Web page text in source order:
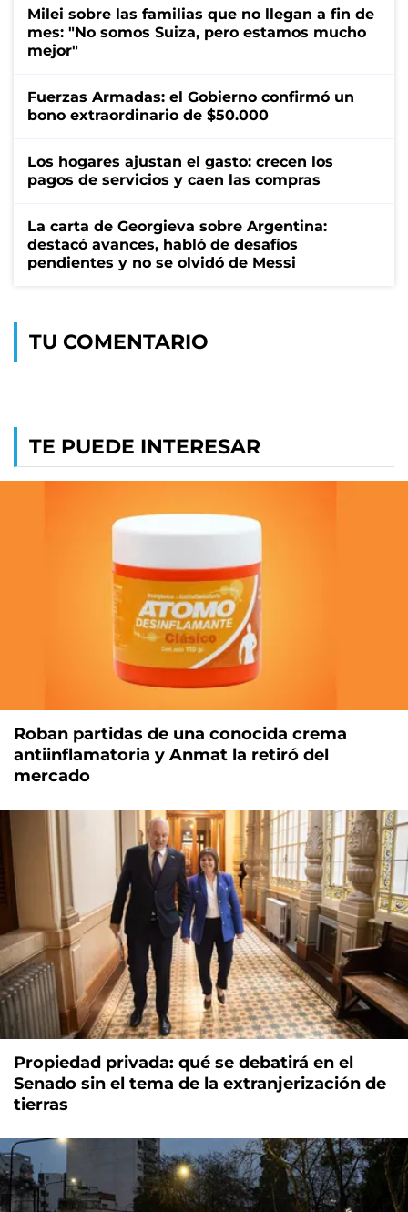
Milei sobre las familias que no llegan a fin de
mes: "No somos Suiza, pero estamos mucho
mejor"
Fuerzas Armadas: el Gobierno confirmó un
bono extraordinario de $50.000
Los hogares ajustan el gasto: crecen los
pagos de servicios y caen las compras
La carta de Georgieva sobre Argentina:
destacó avances, habló de desafíos
pendientes y no se olvidó de Messi
TU COMENTARIO
TE PUEDE INTERESAR
Roban partidas de una conocida crema
antiinflamatoria y Anmat la retiró del
mercado
Propiedad privada: qué se debatirá en el
Senado sin el tema de la extranjerización de
tierras